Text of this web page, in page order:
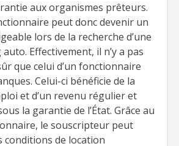
aux organismes prêteurs.
peut donc devenir un
lors de la recherche d’une
Effectivement, il n’y a pas
que celui d’un fonctionnaire
Celui-ci bénéficie de la
et d’un revenu régulier et
la garantie de l’État. Grâce au
le souscripteur peut
conditions de location